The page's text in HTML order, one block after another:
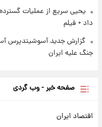
یحیی سریع از عملیات
داد + فیلم
گزارش جدید آسوشیتدپرس
جنگ علیه ایران
صفحه خبر - وب گردی
اقتصاد ایران